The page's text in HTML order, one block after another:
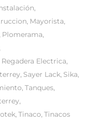
Mayorista
Plomerama
Regadera Electrica
Sayer Lack Sika
Tanques
Tinaco Tinacos